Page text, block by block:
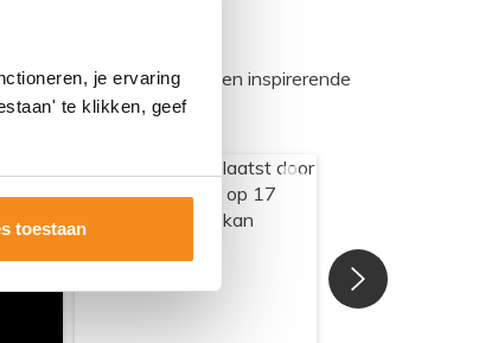
je ervaring
te klikken, geef
toestaan
Samen bouwen we een inspirerende